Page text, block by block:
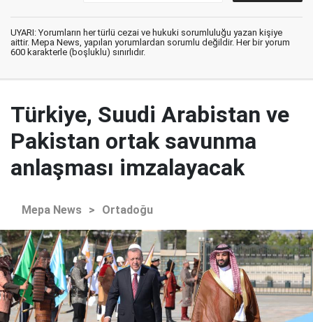
UYARI: Yorumların her türlü cezai ve hukuki sorumluluğu yazan kişiye
aittir. Mepa News, yapılan yorumlardan sorumlu değildir. Her bir yorum
600 karakterle (boşluklu) sınırlıdır.
Türkiye, Suudi Arabistan ve
Pakistan ortak savunma
anlaşması imzalayacak
Mepa News > Ortadoğu